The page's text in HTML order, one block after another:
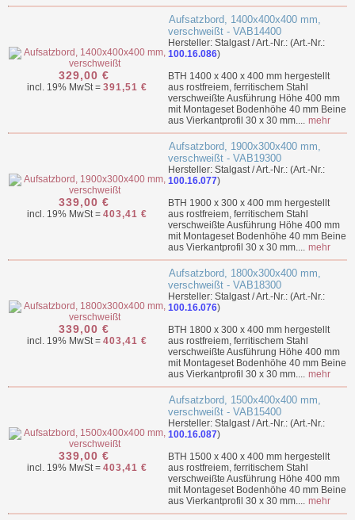
329,00 €
incl. 19% MwSt = 391,51 €
Aufsatzbord, 1400x400x400 mm,
verschweißt - VAB14400
Hersteller: Stalgast / Art.-Nr.: (Art.-Nr.:
100.16.086)
BTH 1400 x 400 x 400 mm hergestellt
aus rostfreiem, ferritischem Stahl
verschweißte Ausführung Höhe 400 mm
mit Montageset Bodenhöhe 40 mm Beine
aus Vierkantprofil 30 x 30 mm.... mehr
339,00 €
incl. 19% MwSt = 403,41 €
Aufsatzbord, 1900x300x400 mm,
verschweißt - VAB19300
Hersteller: Stalgast / Art.-Nr.: (Art.-Nr.:
100.16.077)
BTH 1900 x 300 x 400 mm hergestellt
aus rostfreiem, ferritischem Stahl
verschweißte Ausführung Höhe 400 mm
mit Montageset Bodenhöhe 40 mm Beine
aus Vierkantprofil 30 x 30 mm.... mehr
339,00 €
incl. 19% MwSt = 403,41 €
Aufsatzbord, 1800x300x400 mm,
verschweißt - VAB18300
Hersteller: Stalgast / Art.-Nr.: (Art.-Nr.:
100.16.076)
BTH 1800 x 300 x 400 mm hergestellt
aus rostfreiem, ferritischem Stahl
verschweißte Ausführung Höhe 400 mm
mit Montageset Bodenhöhe 40 mm Beine
aus Vierkantprofil 30 x 30 mm.... mehr
339,00 €
incl. 19% MwSt = 403,41 €
Aufsatzbord, 1500x400x400 mm,
verschweißt - VAB15400
Hersteller: Stalgast / Art.-Nr.: (Art.-Nr.:
100.16.087)
BTH 1500 x 400 x 400 mm hergestellt
aus rostfreiem, ferritischem Stahl
verschweißte Ausführung Höhe 400 mm
mit Montageset Bodenhöhe 40 mm Beine
aus Vierkantprofil 30 x 30 mm.... mehr